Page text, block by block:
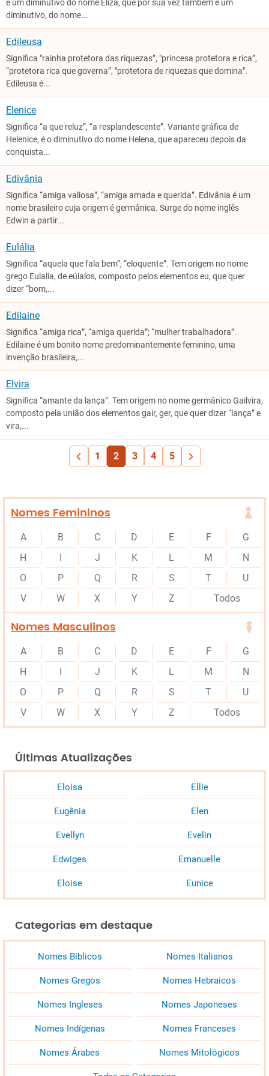
é um diminutivo do nome Eliza, que por sua vez também é um
diminutivo, do nome...
Edileusa
Significa "rainha protetora das riquezas”, "princesa protetora e rica”,
“protetora rica que governa”, "protetora de riquezas que domina".
Edileusa é...
Elenice
Significa “a que reluz”, “a resplandescente”. Variante gráfica de
Helenice, é o diminutivo do nome Helena, que apareceu depois da
conquista...
Edivânia
Significa “amiga valiosa”, “amiga amada e querida”. Edivânia é um
nome brasileiro cuja origem é germânica. Surge do nome inglês
Edwin a partir...
Eulália
Significa “aquela que fala bem”, “eloquente”. Tem origem no nome
grego Eulalia, de eúlalos, composto pelos elementos eu, que quer
dizer “bom,...
Edilaine
Significa “amiga rica”, “amiga querida”; “mulher trabalhadora”.
Edilaine é um bonito nome predominantemente feminino, uma
invenção brasileira,...
Elvira
Significa “amante da lança”. Tem origem no nome germânico Gailvira,
composto pela união dos elementos gair, ger, que quer dizer “lança” e
vira,...
1 2 3 4 5
Nomes Femininos
A B C D E F
G
H
J K L M
N
O
P Q R S T
U
V
W X Y Z Todos
Nomes Masculinos
A B C D E F
G
H
J K L M
N
O
P Q R S T
U
V
W X Y Z Todos
Últimas Atualizações
Eloísa Ellie
Eugênia Elen
Evellyn Evelin
Edwiges Emanuelle
Eloise Eunice
Categorias em destaque
Nomes Bíblicos Nomes Italianos
Nomes Gregos Nomes Hebraicos
Nomes Ingleses Nomes Japoneses
Nomes Indígenas Nomes Franceses
Nomes Árabes Nomes Mitológicos